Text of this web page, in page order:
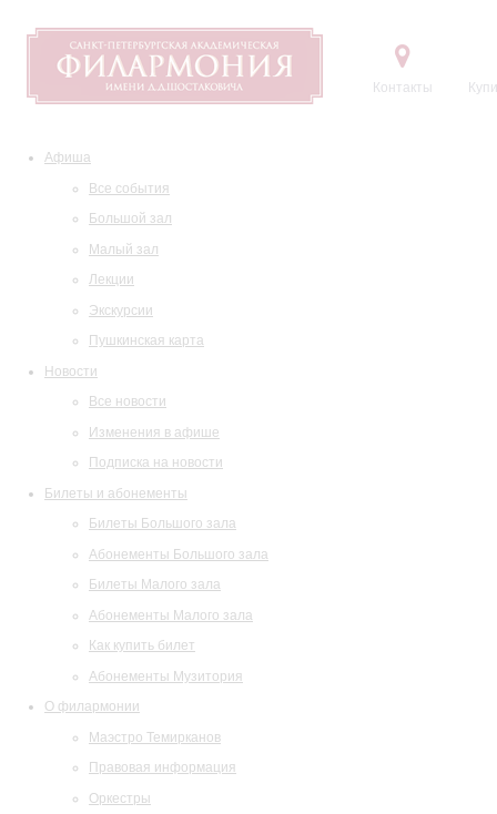
Контакты
Афиша
Все события
Большой зал
Малый зал
Лекции
Экскурсии
Пушкинская карта
Новости
Все новости
Изменения в афише
Подписка на новости
Билеты и абонементы
Билеты Большого зала
Абонементы Большого зала
Билеты Малого зала
Абонементы Малого зала
Как купить билет
Абонементы Музитория
О филармонии
Маэстро Темирканов
Правовая информация
Оркестры